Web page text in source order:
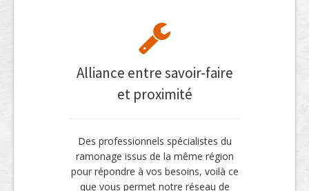
Alliance entre savoir-faire
et proximité
Des professionnels spécialistes du
ramonage issus de la même région
pour répondre à vos besoins, voilà ce
que vous permet notre réseau de